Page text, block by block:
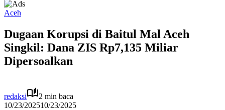
Aceh
Dugaan Korupsi di Baitul Mal Aceh
Singkil: Dana ZIS Rp7,135 Miliar
Dipersoalkan
redaksi
2 min baca
10/23/202510/23/2025